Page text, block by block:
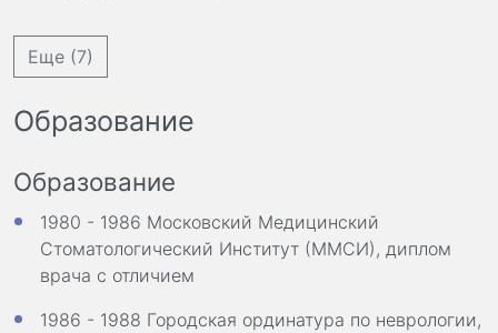
Еще (7)
Образование
Образование
1980 - 1986 Московский Медицинский
Стоматологический Институт (ММСИ), диплом
врача с отличием
1986 - 1988 Городская ординатура по неврологии,